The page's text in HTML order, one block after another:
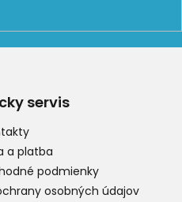
servis
a platba
podmienky
osobných údajov